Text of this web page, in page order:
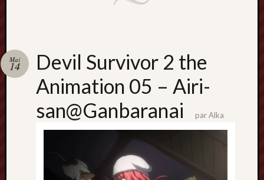
Devil Survivor 2 the
Animation 05 – Airi-
san@Ganbaranai
Mai
14
parAlka